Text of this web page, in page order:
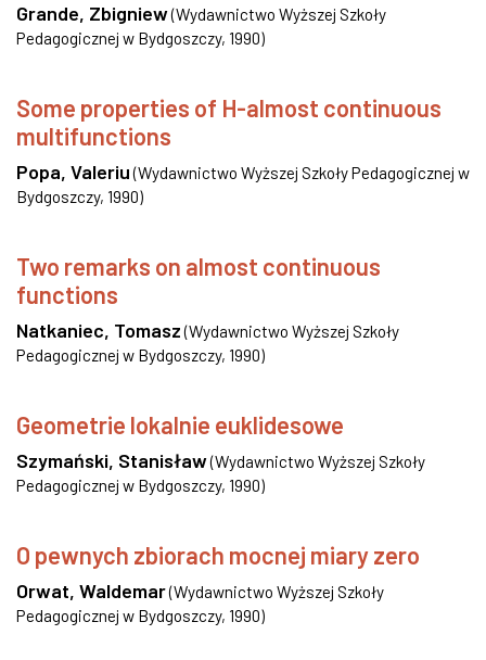
Grande, Zbigniew(Wydawnictwo Wyższej Szkoły
Pedagogicznej w Bydgoszczy, 1990)
Some properties of H-almost continuous
multifunctions
Popa, Valeriu (Wydawnictwo Wyższej Szkoły Pedagogicznej w
Bydgoszczy, 1990)
Two remarks on almost continuous
functions
Natkaniec, Tomasz (Wydawnictwo Wyższej Szkoły
Pedagogicznej w Bydgoszczy, 1990)
Geometrie lokalnie euklidesowe
Szymański, Stanisław(Wydawnictwo Wyższej Szkoły
Pedagogicznej w Bydgoszczy, 1990)
O pewnych zbiorach mocnej miary zero
Orwat, Waldemar(Wydawnictwo Wyższej Szkoły
Pedagogicznej w Bydgoszczy, 1990)